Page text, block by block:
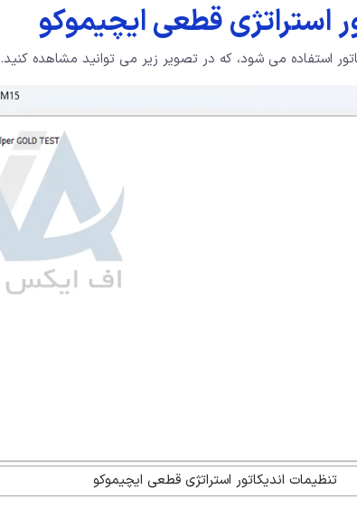
استراتژی قطعی ایچیموکو
استفاده می شود، که در تصویر زیر می توانید مشاهده کنید.
تنظیمات اندیکاتور استراتژی قطعی ایچیموکو